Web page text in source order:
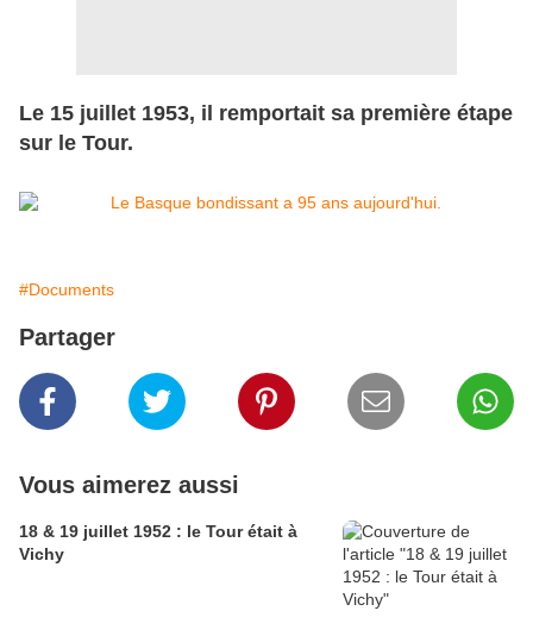
Le 15 juillet 1953, il remportait sa première étape
sur le Tour.
#Documents
Partager
Vous aimerez aussi
18 & 19 juillet 1952 : le Tour était à
Vichy